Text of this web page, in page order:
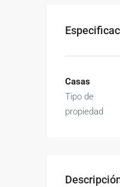
Casas
Tipo de
propiedad